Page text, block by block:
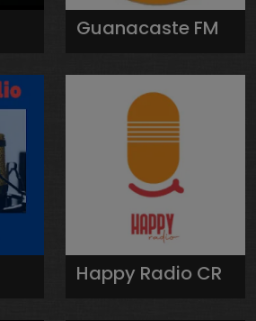
Guanacaste FM
Happy Radio CR